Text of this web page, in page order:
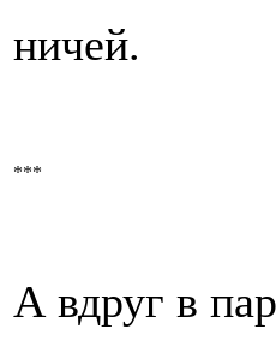
ничей.
***
А вдруг в